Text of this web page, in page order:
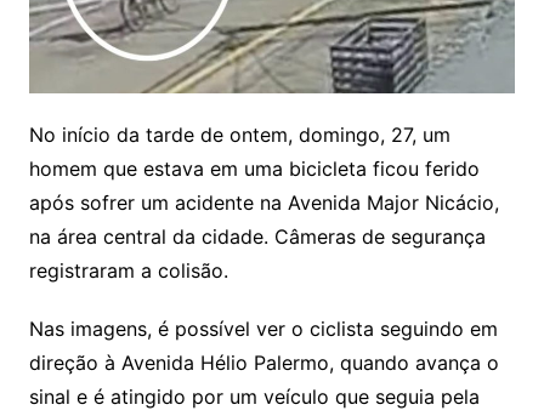
No início da tarde de ontem, domingo, 27, um
homem que estava em uma bicicleta ficou ferido
após sofrer um acidente na Avenida Major Nicácio,
na área central da cidade. Câmeras de segurança
registraram a colisão.
Nas imagens, é possível ver o ciclista seguindo em
direção à Avenida Hélio Palermo, quando avança o
sinal e é atingido por um veículo que seguia pela